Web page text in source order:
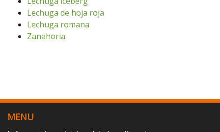
Lechuga de hoja roja
Lechuga romana
Zanahoria
MENU